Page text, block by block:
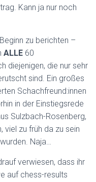
Kann ja nur noch
zu berichten –
ALLE 60
diejenigen, die nur sehr
sind. Ein großes
Schachfreund:innen
in der Einstiegsrede
Sulzbach-Rosenberg,
viel zu früh da zu sein
Naja…
verwiesen, dass ihr
auf chess-results